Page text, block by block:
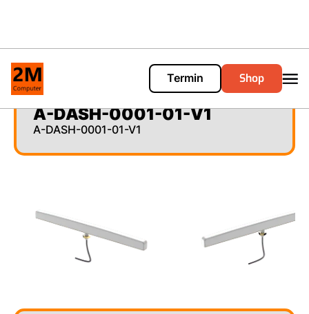
Termin Shop
A-DASH-0001-01-V1
A-DASH-0001-01-V1